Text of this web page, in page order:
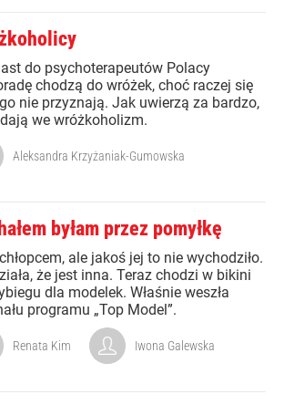
do psychoterapeutów Polacy
chodzą do wróżek, choć raczej się
nie przyznają. Jak uwierzą za bardzo,
we wróżkoholizm.
Aleksandra Krzyżaniak-Gumowska
byłam przez pomyłkę
ale jakoś jej to nie wychodziło.
że jest inna. Teraz chodzi w bikini
dla modelek. Właśnie weszła
programu „Top Model”.
Renata Kim Iwona Galewska